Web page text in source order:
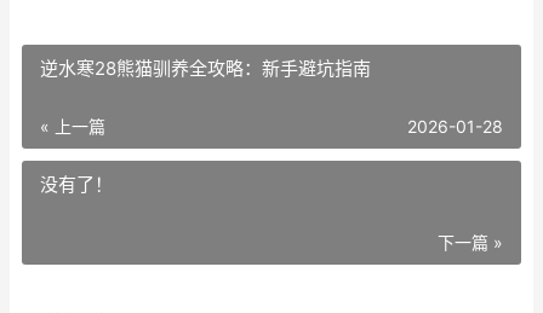
逆水寒28熊猫驯养全攻略：新手避坑指南
« 上一篇 2026-01-28
没有了！
下一篇 »